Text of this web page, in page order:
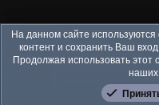
На данном сайте
контент и сохранить Ваш
Продолжая использовать этот